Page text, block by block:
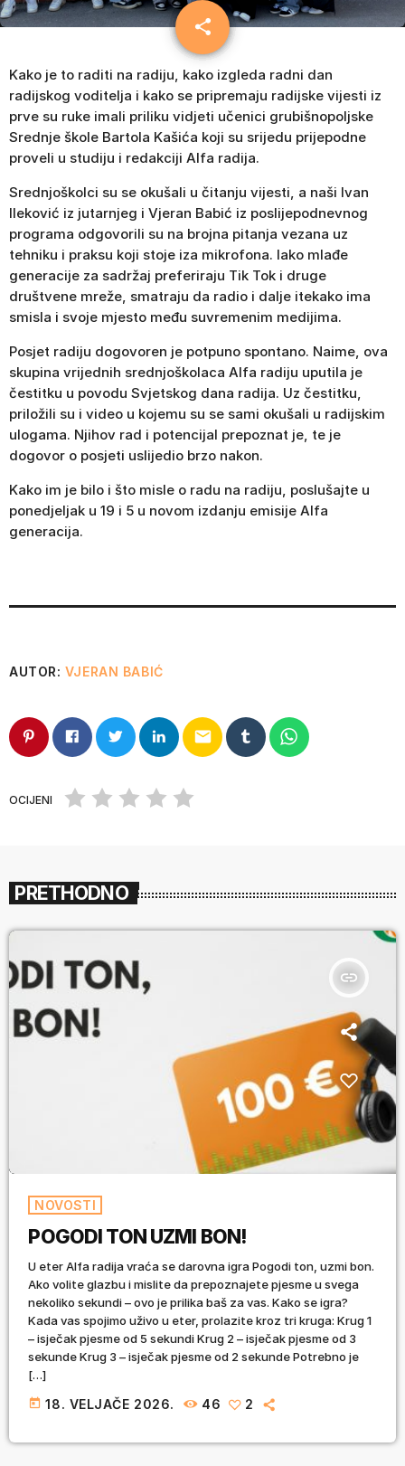
share
email
Kako je to raditi na radiju, kako izgleda radni dan
radijskog voditelja i kako se pripremaju radijske vijesti iz
prve su ruke imali priliku vidjeti učenici grubišnopoljske
Srednje škole Bartola Kašića koji su srijedu prijepodne
proveli u studiju i redakciji Alfa radija.
Srednjoškolci su se okušali u čitanju vijesti, a naši Ivan
Ileković iz jutarnjeg i Vjeran Babić iz poslijepodnevnog
programa odgovorili su na brojna pitanja vezana uz
tehniku i praksu koji stoje iza mikrofona. Iako mlađe
generacije za sadržaj preferiraju Tik Tok i druge
društvene mreže, smatraju da radio i dalje itekako ima
smisla i svoje mjesto među suvremenim medijima.
Posjet radiju dogovoren je potpuno spontano. Naime, ova
skupina vrijednih srednjoškolaca Alfa radiju uputila je
čestitku u povodu Svjetskog dana radija. Uz čestitku,
priložili su i video u kojemu su se sami okušali u radijskim
ulogama. Njihov rad i potencijal prepoznat je, te je
dogovor o posjeti uslijedio brzo nakon.
Kako im je bilo i što misle o radu na radiju, poslušajte u
ponedjeljak u 19 i 5 u novom izdanju emisije Alfa
generacija.
AUTOR: VJERAN BABIĆ
email
OCIJENI
PRETHODNO
insert_link
NOVOSTI
POGODI TON UZMI BON!
U eter Alfa radija vraća se darovna igra Pogodi ton, uzmi bon.
Ako volite glazbu i mislite da prepoznajete pjesme u svega
nekoliko sekundi – ovo je prilika baš za vas. Kako se igra?
Kada vas spojimo uživo u eter, prolazite kroz tri kruga: Krug 1
– isječak pjesme od 5 sekundi Krug 2 – isječak pjesme od 3
sekunde Krug 3 – isječak pjesme od 2 sekunde Potrebno je
[…]
today 18. VELJAČE 2026. 46 2